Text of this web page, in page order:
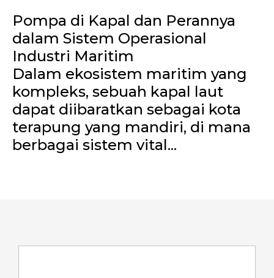
Pompa di Kapal dan Perannya
dalam Sistem Operasional
Industri Maritim
Dalam ekosistem maritim yang
kompleks, sebuah kapal laut
dapat diibaratkan sebagai kota
terapung yang mandiri, di mana
berbagai sistem vital...